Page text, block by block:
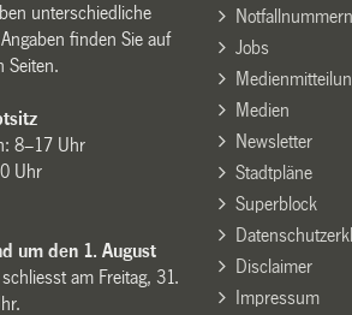
unterschiedliche
finden Sie auf
Seiten.
8–17 Uhr
Uhr
um den 1. August
am Freitag, 31.
Notfallnummern
Jobs
Medien
Newsletter
Stadtpläne
Superblock
Disclaimer
Impressum